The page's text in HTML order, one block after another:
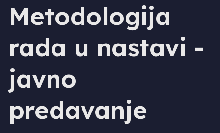
Metodologija
rada u nastavi -
javno
predavanje